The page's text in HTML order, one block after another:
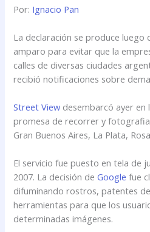
Por: Ignacio Pan
La declaración se produce luego
amparo para evitar que la
calles de diversas ciudades
recibió notificaciones sobre
Street View desembarcó ayer en
promesa de recorrer y
Gran Buenos Aires, La Plata,
El servicio fue puesto en tela de
2007. La decisión deGoogle fue
difuminando rostros, patentes
herramientas para que los
determinadas imágenes.